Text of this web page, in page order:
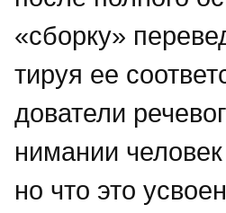
«сборку»
тируя ее
дователи
нимании
но что это